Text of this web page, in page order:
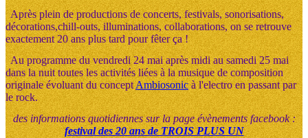
Après plein de productions de concerts, festivals, sonorisations,
décorations,chill-outs, illuminations, collaborations, on se retrouve
exactement 20 ans plus tard pour fêter ça !
Au programme du vendredi 24 mai après midi au samedi 25 mai
dans la nuit toutes les activités liées à la musique de composition
originale évoluant du conceptAmbiosonicà l'electro en passant par
le rock.
des informations quotidiennes sur la page évènements facebook :
festival des 20 ans de TROIS PLUS UN